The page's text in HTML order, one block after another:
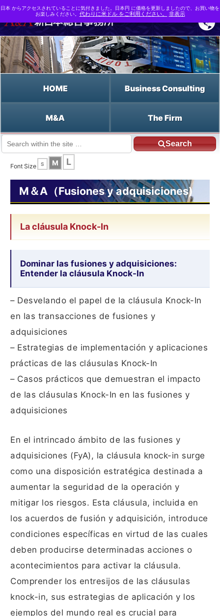
HOME Business Consulting
M&A The Firm
Search
Español HOME
Font Size
S M L
M＆A（Fusiones y adquisiciones)
La cláusula Knock-In
Dominar las fusiones y adquisiciones:
Entender la cláusula Knock-In
– Desvelando el papel de la cláusula Knock-In
en las transacciones de fusiones y
adquisiciones
– Estrategias de implementación y aplicaciones
prácticas de las cláusulas Knock-In
– Casos prácticos que demuestran el impacto
de las cláusulas Knock-In en las fusiones y
adquisiciones
En el intrincado ámbito de las fusiones y
adquisiciones (FyA), la cláusula knock-in surge
como una disposición estratégica destinada a
aumentar la seguridad de la operación y
mitigar los riesgos. Esta cláusula, incluida en
los acuerdos de fusión y adquisición, introduce
condiciones específicas en virtud de las cuales
deben producirse determinadas acciones o
acontecimientos para activar la cláusula.
Comprender los entresijos de las cláusulas
knock-in, sus estrategias de aplicación y los
ejemplos del mundo real es crucial para
日本 からアクセスされていることに気付きました。日本円 に価格を更新しましたので、お買い物を
お楽しみください。 代わりに米ドル をご利用ください。 非表示